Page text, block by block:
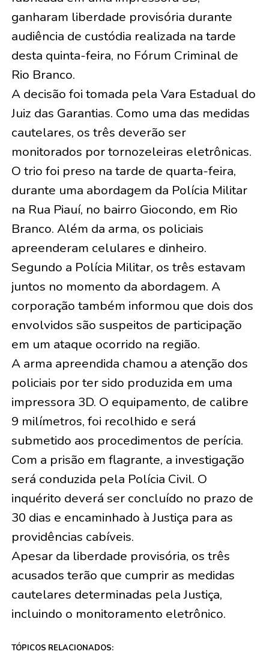
ganharam liberdade provisória durante
audiência de custódia realizada na tarde
desta quinta-feira, no Fórum Criminal de
Rio Branco.
A decisão foi tomada pela Vara Estadual do
Juiz das Garantias. Como uma das medidas
cautelares, os três deverão ser
monitorados por tornozeleiras eletrônicas.
O trio foi preso na tarde de quarta-feira,
durante uma abordagem da Polícia Militar
na Rua Piauí, no bairro Giocondo, em Rio
Branco. Além da arma, os policiais
apreenderam celulares e dinheiro.
Segundo a Polícia Militar, os três estavam
juntos no momento da abordagem. A
corporação também informou que dois dos
envolvidos são suspeitos de participação
em um ataque ocorrido na região.
A arma apreendida chamou a atenção dos
policiais por ter sido produzida em uma
impressora 3D. O equipamento, de calibre
9 milímetros, foi recolhido e será
submetido aos procedimentos de perícia.
Com a prisão em flagrante, a investigação
será conduzida pela Polícia Civil. O
inquérito deverá ser concluído no prazo de
30 dias e encaminhado à Justiça para as
providências cabíveis.
Apesar da liberdade provisória, os três
acusados terão que cumprir as medidas
cautelares determinadas pela Justiça,
incluindo o monitoramento eletrônico.
TÓPICOS RELACIONADOS: